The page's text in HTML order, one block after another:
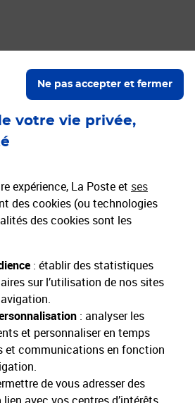
votre vie privée,
expérience, La Poste et ses
des cookies (ou technologies
des cookies sont les
: établir des statistiques
sur l’utilisation de nos sites
: analyser les
et personnaliser en temps
et communications en fonction
de vous adresser des
Ne pas accepter et fermer
de poste
sécurisés
marketplace